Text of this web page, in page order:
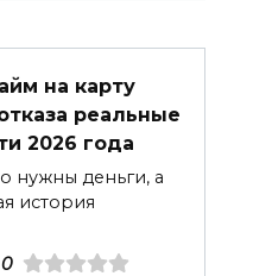
на карту
реальные
2026 года
нужны деньги, а
история
0